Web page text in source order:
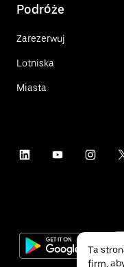
Podróże
Zarezerwuj
Lotniska
Miasta
Ta
firm,